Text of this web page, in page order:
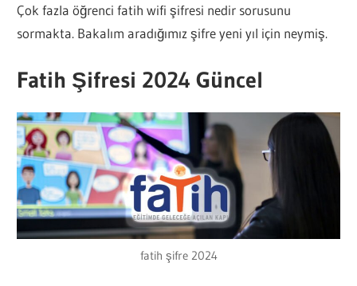
Çok fazla öğrenci fatih wifi şifresi nedir sorusunu
sormakta. Bakalım aradığımız şifre yeni yıl için neymiş.
Fatih Şifresi 2024 Güncel
fatih şifre 2024